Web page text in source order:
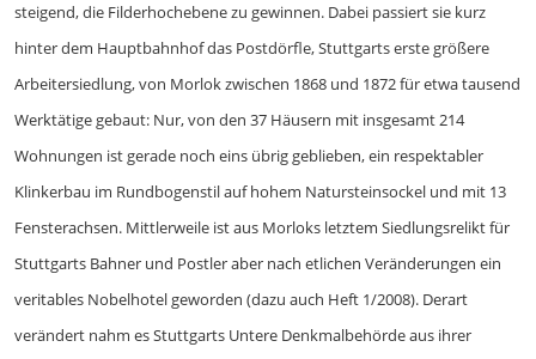
steigend, die Filderhochebene zu gewinnen. Dabei passiert sie kurz
hinter dem Hauptbahnhof das Postdörfle, Stuttgarts erste größere
Arbeitersiedlung, von Morlok zwischen 1868 und 1872 für etwa tausend
Werktätige gebaut: Nur, von den 37 Häusern mit insgesamt 214
Wohnungen ist gerade noch eins übrig geblieben, ein respektabler
Klinkerbau im Rundbogenstil auf hohem Natursteinsockel und mit 13
Fensterachsen. Mittlerweile ist aus Morloks letztem Siedlungsrelikt für
Stuttgarts Bahner und Postler aber nach etlichen Veränderungen ein
veritables Nobelhotel geworden (dazu auch Heft 1/2008). Derart
verändert nahm es Stuttgarts Untere Denkmalbehörde aus ihrer